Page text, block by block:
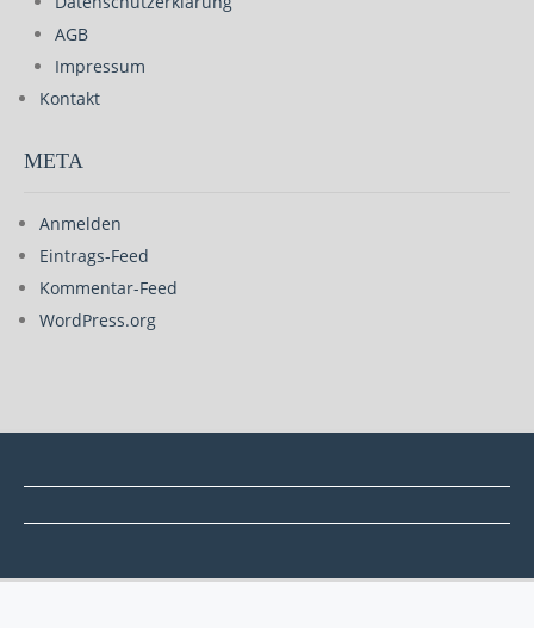
AGB
Impressum
Kontakt
META
Anmelden
Eintrags-Feed
Kommentar-Feed
WordPress.org